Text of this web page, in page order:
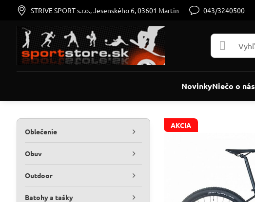
STRIVE SPORT s.r.o., Jesenského 6, 03601 Martin 043/3240500
NovinkyNiečo o nás
AKCIA
Oblečenie
Obuv
Outdoor
Batohy a tašky